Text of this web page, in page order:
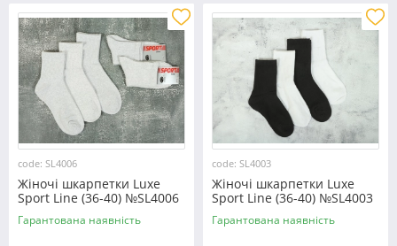
code: SL4006
Жіночі шкарпетки Luxe
Sport Line (36-40) №SL4006
Гарантована наявність
code: SL4003
Жіночі шкарпетки Luxe
Sport Line (36-40) №SL4003
Гарантована наявність